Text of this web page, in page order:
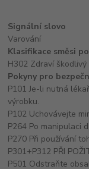
Signální slovo
Varování
Klasifikace směsi
H302 Zdraví škodlivý
Pokyny pro
P101 Je-li nutná
výrobku.
P102 Uchovávejte
P264 Po manipulaci
P270 Při používání
P301+P312 PŘI
P501 Odstraňte